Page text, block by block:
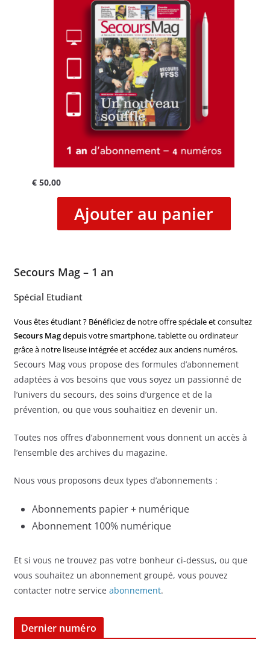
€50,00
Ajouter au panier
Secours Mag – 1 an
Spécial Etudiant
Vous êtes étudiant ? Bénéficiez de notre offre spéciale et consultez
Secours Magdepuis votre smartphone, tablette ou ordinateur
grâce à notre liseuse intégrée et accédez aux anciens numéros.
Secours Mag vous propose des formules d’abonnement
adaptées à vos besoins que vous soyez un passionné de
l’univers du secours, des soins d’urgence et de la
prévention, ou que vous souhaitiez en devenir un.
Toutes nos offres d’abonnement vous donnent un accès à
l’ensemble des archives du magazine.
Nous vous proposons deux types d’abonnements :
Abonnements papier + numérique
Abonnement 100% numérique
Et si vous ne trouvez pas votre bonheur ci-dessus, ou que
vous souhaitez un abonnement groupé, vous pouvez
contacter notre service abonnement.
Dernier numéro